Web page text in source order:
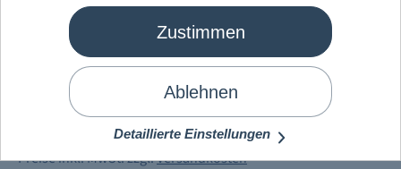
Mein Schiff®Herren Sweatjacke
dunkelblau
Preise inkl. MwSt. zzgl.Versandkosten
Zustimmen
Ablehnen
Detaillierte Einstellungen